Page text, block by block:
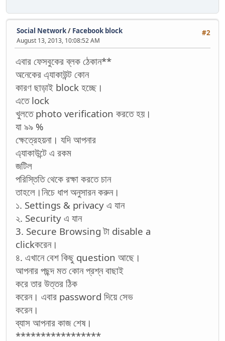
#2
Social Network/ Facebook block
August 13, 2013, 10:08:52 AM
এবার ফেসবুকের ব্লক ঠেকান**
অনেকের এ্যাকাউন্ট কোন
কারণ ছাড়াই block হচ্ছে।
এতে lock
খুলতে photo verification করতে হয়।
যা ৯৯ %
ক্ষেত্রেহয়না। যদি আপনার
এ্যাকাউন্টে এ রকম
জটিল
পরিস্তিতি থেকে রক্ষা করতে চান
তাহলে।নিচে ধাপ অনুসারন করুন।
১. Settings & privacy এ যান
২. Security এ যান
3. Secure Browsing টা disable a
clickকরেন।
৪. এখানে বেশ কিছু question আছে।
আপনার পছন্দ মত কোন প্রশ্ন বাছাই
করে তার উত্তর ঠিক
করেন। এবার password দিয়ে সেভ
করেন।
ব্যাস আপনার কাজ শেষ।
*****************